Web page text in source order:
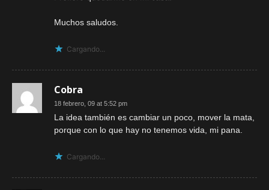
Muchos saludos.
Cargando...
Cobra
18 febrero, 09 at 5:52 pm
La idea también es cambiar un poco, mover la mata,
porque con lo que hay no tenemos vida, mi pana.
Cargando...